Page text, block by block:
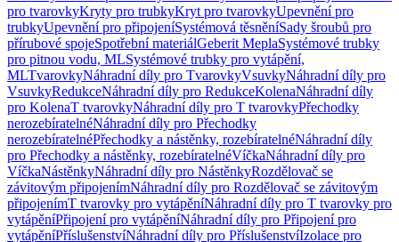
pro tvarovkyKryty pro trubkyKryt pro tvarovkyUpevnění pro
trubkyUpevnění pro připojeníSystémová těsněníSady šroubů pro
přírubové spojeSpotřební materiálGeberit MeplaSystémové trubky
pro pitnou vodu, MLSystémové trubky pro vytápění,
MLTvarovkyNáhradní díly pro TvarovkyVsuvkyNáhradní díly pro
VsuvkyRedukceNáhradní díly pro RedukceKolenaNáhradní díly
pro KolenaT tvarovkyNáhradní díly pro T tvarovkyPřechodky
nerozebíratelnéNáhradní díly pro Přechodky
nerozebíratelnéPřechodky a nástěnky, rozebíratelnéNáhradní díly
pro Přechodky a nástěnky, rozebíratelnéVíčkaNáhradní díly pro
VíčkaNástěnkyNáhradní díly pro NástěnkyRozdělovač se
závitovým připojenímNáhradní díly pro Rozdělovač se závitovým
připojenímT tvarovky pro vytápěníNáhradní díly pro T tvarovky pro
vytápěníPřipojení pro vytápěníNáhradní díly pro Připojení pro
vytápěníPříslušenstvíNáhradní díly pro PříslušenstvíIzolace pro